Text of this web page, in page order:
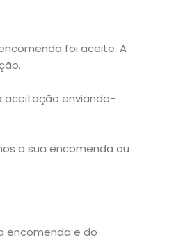
foi aceite. A
aceitação enviando-
a sua encomenda ou
encomenda e do